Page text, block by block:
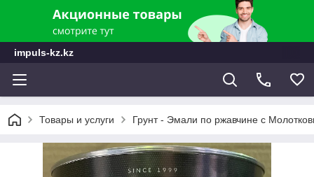
impuls-kz.kz
Товары и услуги Грунт - Эмали по ржавчине с